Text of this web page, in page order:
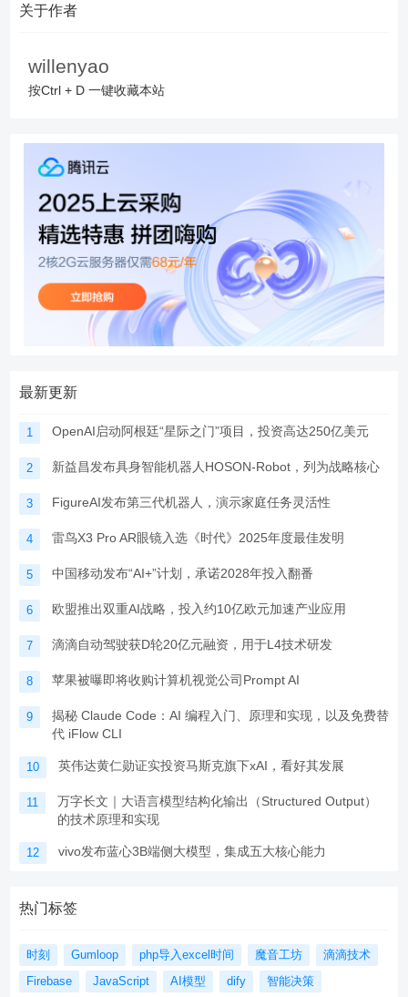
关于作者
willenyao
按Ctrl + D 一键收藏本站
最新更新
1 OpenAI启动阿根廷“星际之门”项目，投资高达250亿美元
2 新益昌发布具身智能机器人HOSON-Robot，列为战略核心
3 FigureAI发布第三代机器人，演示家庭任务灵活性
4 雷鸟X3 Pro AR眼镜入选《时代》2025年度最佳发明
5 中国移动发布“AI+”计划，承诺2028年投入翻番
6 欧盟推出双重AI战略，投入约10亿欧元加速产业应用
7 滴滴自动驾驶获D轮20亿元融资，用于L4技术研发
8 苹果被曝即将收购计算机视觉公司Prompt AI
9
揭秘 Claude Code：AI 编程入门、原理和实现，以及免费替
代 iFlow CLI
10 英伟达黄仁勋证实投资马斯克旗下xAI，看好其发展
11
万字长文｜大语言模型结构化输出（Structured Output）
的技术原理和实现
12 vivo发布蓝心3B端侧大模型，集成五大核心能力
热门标签
时刻 Gumloop php导入excel时间 魔音工坊
滴滴技术
Firebase
JavaScript AI模型 dify 智能决策